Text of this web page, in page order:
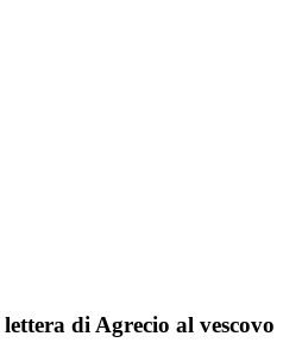
di Agrecio al vescovo